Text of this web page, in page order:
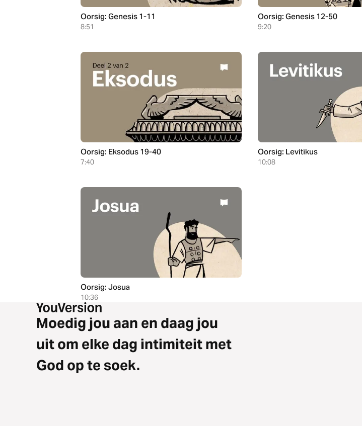
Oorsig: Genesis 1-11
8:51
Oorsig: Genesis 12-50
9:20
Oorsig: Eksodus 19-40
7:40
Oorsig: Levitikus
10:08
Oorsig: Josua
10:36
Moedig jou aan en daag jou
uit om elke dag intimiteit met
God op te soek.